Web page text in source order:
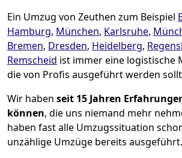
Ein Umzug von Zeuthen zum Beispiel
Hamburg, München, Karlsruhe,
Bremen, Dresden, Heidelberg,
Remscheid ist immer eine logistische
die von Profis ausgeführt werden
Wir haben seit 15 Jahren
können, die uns niemand mehr
haben fast alle Umzugssituation
unzählige Umzüge bereits ausgeführt.